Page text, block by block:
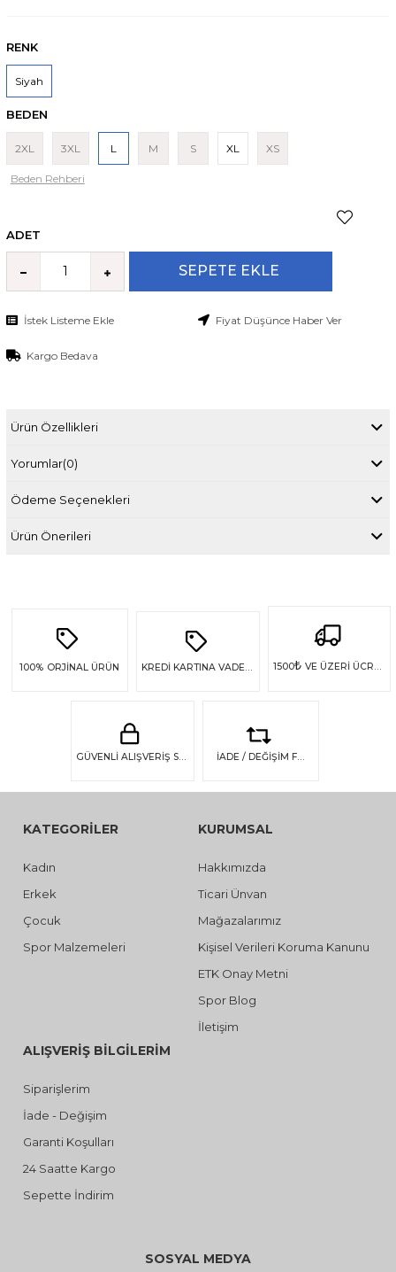
RENK
Siyah
BEDEN
2XL 3XL L M S XL XS
Beden Rehberi
ADET
İstek Listeme Ekle Fiyat Düşünce Haber Ver
Kargo Bedava
Ürün Özellikleri
Yorumlar(0)
Ödeme Seçenekleri
Ürün Önerileri
100% ORJİNAL ÜRÜN 1500₺ VE ÜZERİ ÜCRETSİZ KARGO
GÜVENLİ ALIŞVERİŞ SSL GÜVENLİĞİ İADE / DEĞİŞİM FIRSATI
KATEGORİLER
Kadın
Erkek
Çocuk
Spor Malzemeleri
KURUMSAL
Hakkımızda
Ticari Ünvan
Mağazalarımız
Kişisel Verileri Koruma Kanunu
ETK Onay Metni
Spor Blog
İletişim
ALIŞVERİŞ BİLGİLERİM
Siparişlerim
İade - Değişim
Garanti Koşulları
24 Saatte Kargo
Sepette İndirim
SOSYAL MEDYA